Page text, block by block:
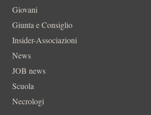
Giovani
Giunta e Consiglio
Insider-Associazioni
News
JOB news
Scuola
Necrologi